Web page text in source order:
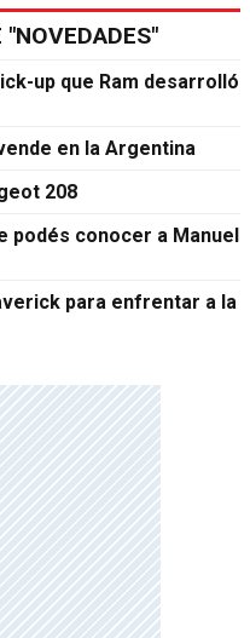
"NOVEDADES"
up que Ram desarrolló
en la Argentina
208
podés conocer a Manuel
para enfrentar a la